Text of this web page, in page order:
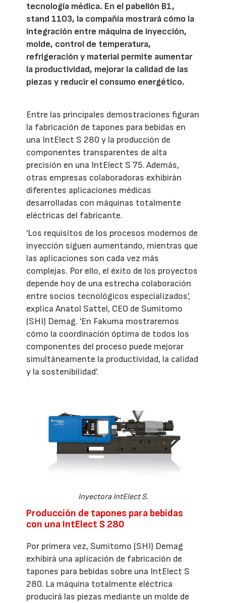
tecnología médica. En el pabellón B1,
stand 1103, la compañía mostrará cómo la
integración entre máquina de inyección,
molde, control de temperatura,
refrigeración y material permite aumentar
la productividad, mejorar la calidad de las
piezas y reducir el consumo energético.
Entre las principales demostraciones figuran
la fabricación de tapones para bebidas en
una IntElect S 280 y la producción de
componentes transparentes de alta
precisión en una IntElect S 75. Además,
otras empresas colaboradoras exhibirán
diferentes aplicaciones médicas
desarrolladas con máquinas totalmente
eléctricas del fabricante.
'Los requisitos de los procesos modernos de
inyección siguen aumentando, mientras que
las aplicaciones son cada vez más
complejas. Por ello, el éxito de los proyectos
depende hoy de una estrecha colaboración
entre socios tecnológicos especializados',
explica Anatol Sattel, CEO de Sumitomo
(SHI) Demag. 'En Fakuma mostraremos
cómo la coordinación óptima de todos los
componentes del proceso puede mejorar
simultáneamente la productividad, la calidad
y la sostenibilidad'.
Inyectora IntElect S.
Producción de tapones para bebidas
con una IntElect S 280
Por primera vez, Sumitomo (SHI) Demag
exhibirá una aplicación de fabricación de
tapones para bebidas sobre una IntElect S
280. La máquina totalmente eléctrica
producirá las piezas mediante un molde de